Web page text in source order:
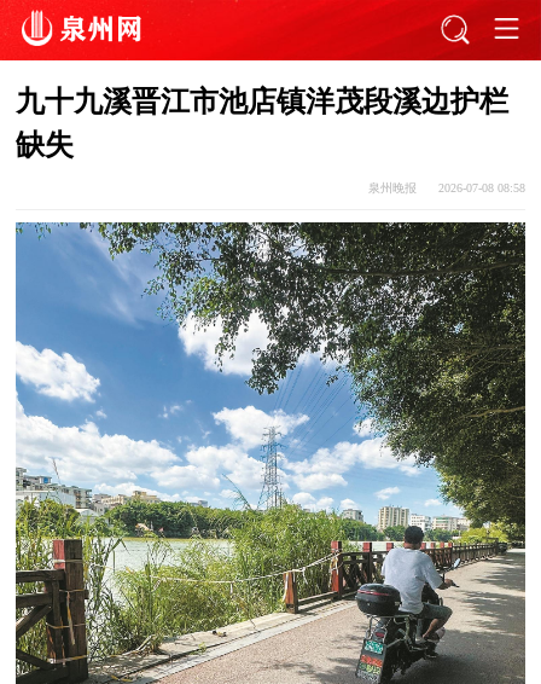
九十九溪晋江市池店镇洋茂段溪边护栏
缺失
泉州晚报 2026-07-08 08:58